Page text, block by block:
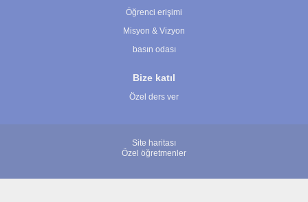
Öğrenci erişimi
Misyon & Vizyon
basın odası
Bize katıl
Özel ders ver
Site haritası
Özel öğretmenler